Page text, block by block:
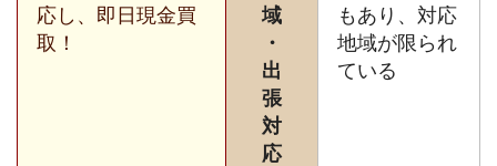
応し、即日現金買
取！
域
・
出
張
対
応
もあり、対応
地域が限られ
ている